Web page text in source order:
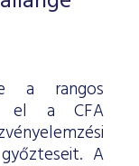
a rangos
el a CFA
A